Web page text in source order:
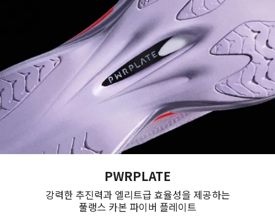
PWRPLATE
강력한 추진력과 엘리트급 효율성을 제공하는
풀랭스 카본 파이버 플레이트